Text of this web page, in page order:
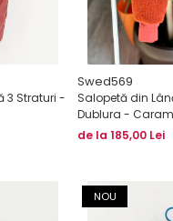
Straturi -
Swed569
Salopetă din
Dublura -
de la 185,00 Lei
NOU